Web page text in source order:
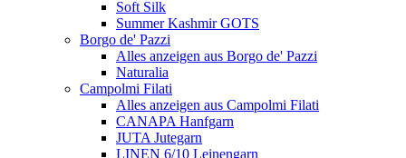
Soft Silk
Summer Kashmir GOTS
Borgo de' Pazzi
Alles anzeigen aus Borgo de' Pazzi
Naturalia
Campolmi Filati
Alles anzeigen aus Campolmi Filati
CANAPA Hanfgarn
JUTA Jutegarn
LINEN 6/10 Leinengarn